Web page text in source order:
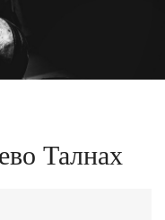
Талнах